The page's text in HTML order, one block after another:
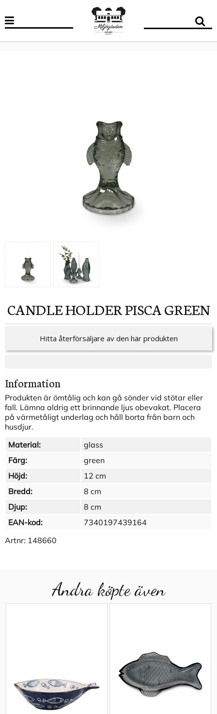
CANDLE HOLDER PISCA GREEN
Hitta återförsäljare av den här produkten
Information
Produkten är ömtålig och kan gå sönder vid stötar eller
fall. Lämna aldrig ett brinnande ljus obevakat. Placera
på värmetåligt underlag och håll borta från barn och
husdjur.
Material:
glass
Färg:
green
Höjd:
12 cm
Bredd:
8 cm
Djup:
8 cm
EAN-kod:
7340197439164
Artnr: 148660
Andra köpte även